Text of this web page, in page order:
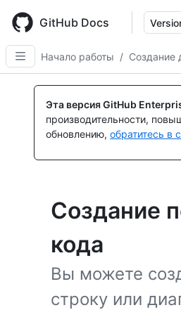
main
content
GitHub Docs
Начало работы / Создание
Эта версия GitHub
производительности,
обновлению, обратитесь в
Создание
кода
Вы можете
строку или